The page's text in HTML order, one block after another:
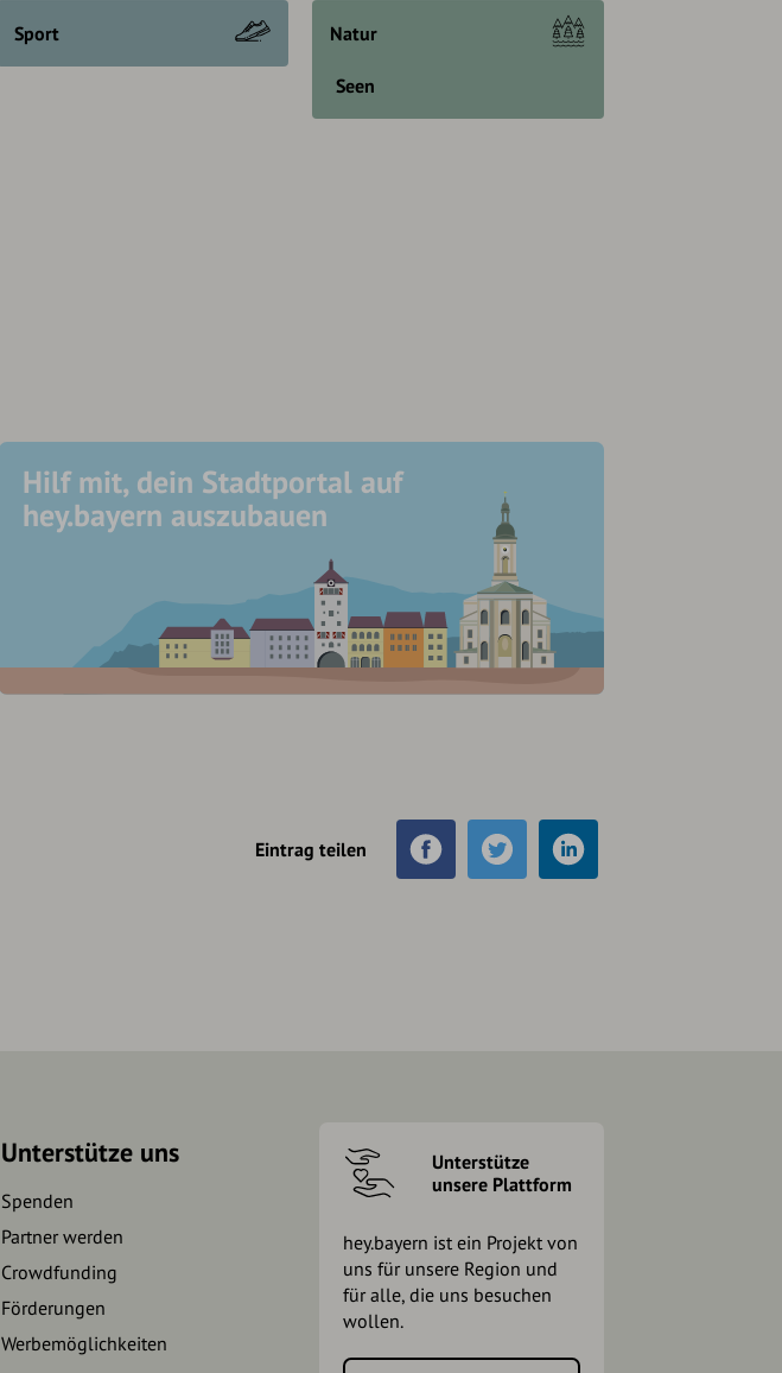
Sport Natur
Seen
Hilf mit, dein Stadtportal auf
hey.bayern auszubauen
Eintrag teilen
Unterstütze uns
Spenden
Partner werden
Crowdfunding
Förderungen
Werbemöglichkeiten
Unterstütze
unsere Plattform
hey.bayern ist ein Projekt von
uns für unsere Region und
für alle, die uns besuchen
wollen.